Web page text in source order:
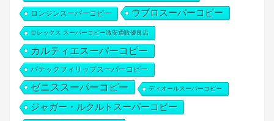
ロンジンスーパーコピー ウブロスーパーコピー
ロレックス スーパーコピー激安通販優良店
カルティエスーパーコピー
パテックフィリップスーパーコピー
ゼニススーパーコピー ディオールスーパーコピー
ジャガー・ルクルトスーパーコピー